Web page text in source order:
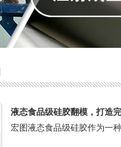
液态食品级硅胶翻模，打造
宏图液态食品级硅胶作为一